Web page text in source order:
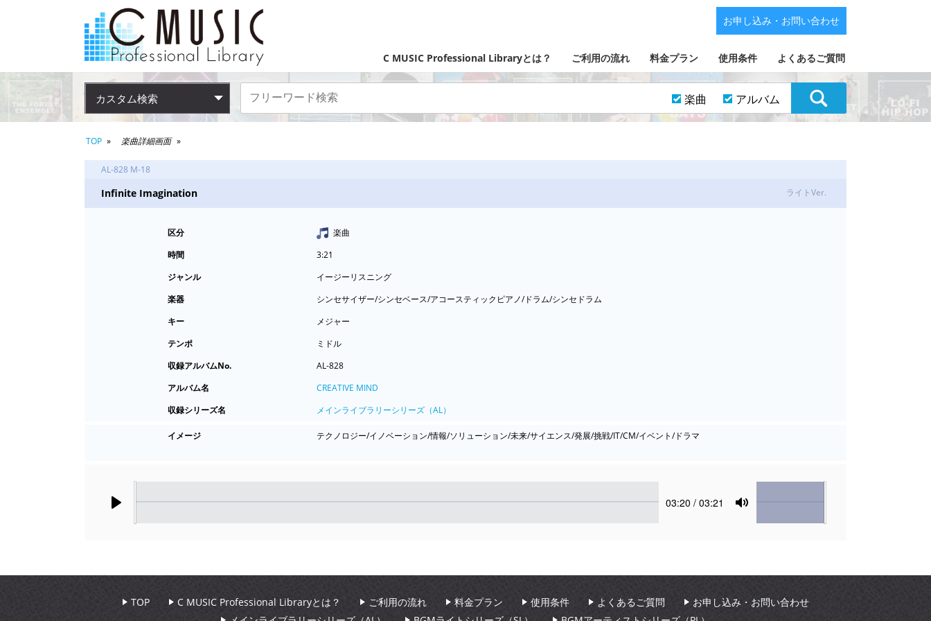
C MUSIC Professional Libraryとは？ ご利用の流れ 料金プラン 使用条件 よくあるご質問
お申し込み・お問い合わせ
カスタム検索 楽曲 アルバム
TOP 楽曲詳細画面
AL-828 M-18
Infinite Imagination ライトVer.
区分
楽曲
時間
3:21
ジャンル
イージーリスニング
楽器
シンセサイザー/シンセベース/アコースティックピアノ/ドラム/シンセドラム
キー
メジャー
テンポ
ミドル
収録アルバムNo.
AL-828
アルバム名
CREATIVE MIND
収録シリーズ名
メインライブラリーシリーズ（AL）
イメージ テクノロジー/イノベーション/情報/ソリューション/未来/サイエンス/発展/挑戦/IT/CM/イベント/ドラマ
Current
03:20 / 03:21
Mute
Volume
TOP C MUSIC Professional Libraryとは？ ご利用の流れ 料金プラン 使用条件 よくあるご質問
お申し込み・お問い合わせ